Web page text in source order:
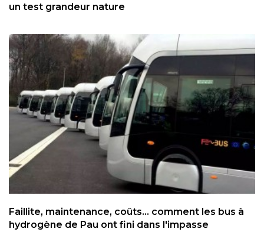
un test grandeur nature
Faillite, maintenance, coûts... comment les bus à
hydrogène de Pau ont fini dans l'impasse